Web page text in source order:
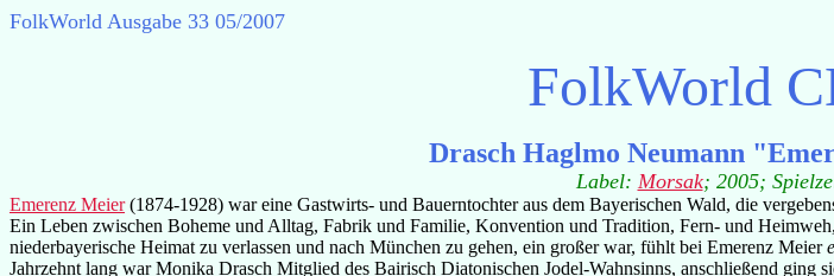
FolkWorld Ausgabe 33 05/2007
FolkWorld
Drasch Haglmo Neumann
Label: Morsak; 2005;
Emerenz Meier(1874-1928) war eine Gastwirts- und Bauerntochter aus dem Bayerischen Wald, die
Ein Leben zwischen Boheme und Alltag, Fabrik und Familie, Konvention und Tradition, Fern- und
niederbayerische Heimat zu verlassen und nach München zu gehen, ein großer war, fühlt bei Emerenz Meier
Jahrzehnt lang war Monika Drasch Mitglied des Bairisch Diatonischen Jodel-Wahnsinns, anschließend ging